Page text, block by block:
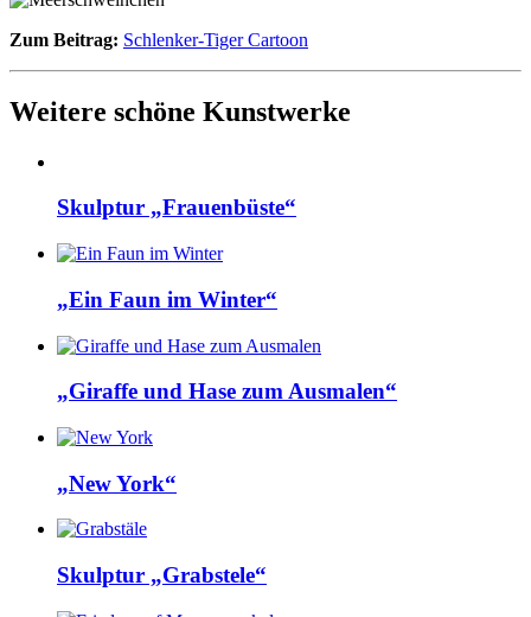
Zum Beitrag: Schlenker-Tiger Cartoon
Weitere schöne Kunstwerke
Skulptur „Frauenbüste“
„Ein Faun im Winter“
„Giraffe und Hase zum Ausmalen“
„New York“
Skulptur „Grabstele“